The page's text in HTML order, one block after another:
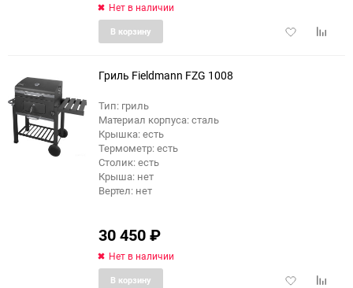
Нет в наличии
Добавить
В корзину
Гриль Fieldmann FZG 1008
Тип: гриль
Материал корпуса: сталь
Крышка: есть
Термометр: есть
Столик: есть
Крыша: нет
Вертел: нет
30 450₽
Нет в наличии
Добавить
В корзину